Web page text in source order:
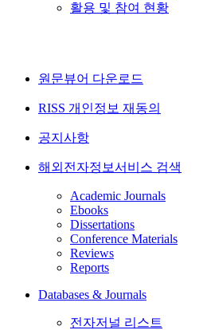
활용 및 참여 현황
원문뷰어 다운로드
RISS 개인정보 재동의
공지사항
해외전자정보서비스 검색
Academic Journals
Ebooks
Dissertations
Conference Materials
Reviews
Reports
Databases & Journals
전자저널 리스트